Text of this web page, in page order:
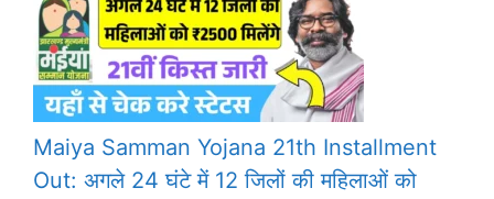
Maiya Samman Yojana 21th Installment
Out: अगले 24 घंटे में 12 जिलों की महिलाओं को